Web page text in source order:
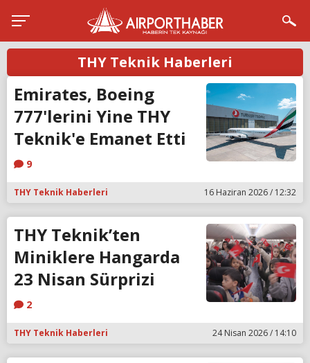
THY Teknik Haberleri
Emirates, Boeing
777'lerini Yine THY
Teknik'e Emanet Etti
9
THY Teknik Haberleri 16 Haziran 2026 / 12:32
THY Teknik’ten
Miniklere Hangarda
23 Nisan Sürprizi
2
THY Teknik Haberleri 24 Nisan 2026 / 14:10